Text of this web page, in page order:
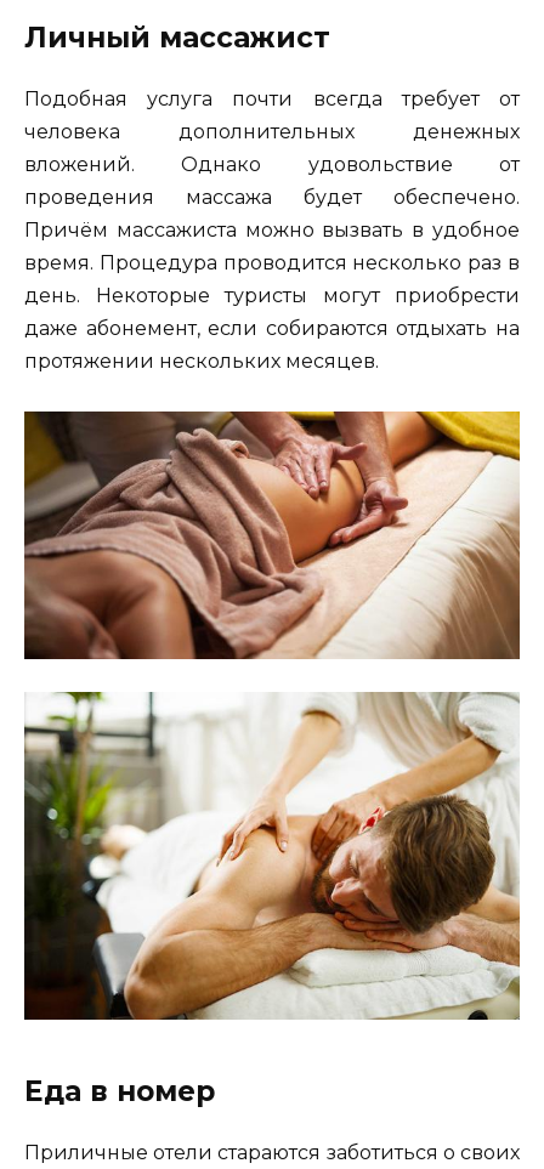
Личный массажист
Подобная услуга почти всегда требует от
человека дополнительных денежных
вложений. Однако удовольствие от
проведения массажа будет обеспечено.
Причём массажиста можно вызвать в удобное
время. Процедура проводится несколько раз в
день. Некоторые туристы могут приобрести
даже абонемент, если собираются отдыхать на
протяжении нескольких месяцев.
Еда в номер
Приличные отели стараются заботиться о своих